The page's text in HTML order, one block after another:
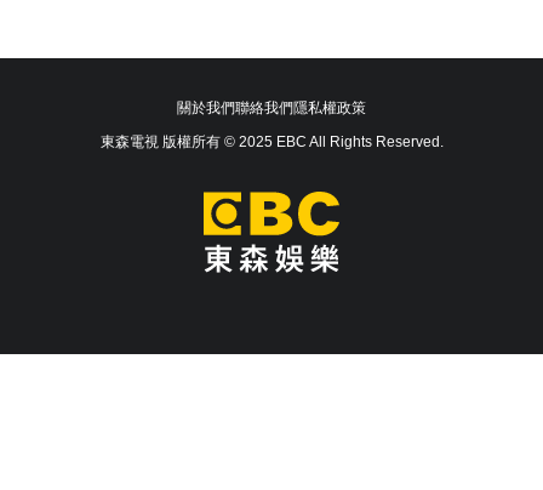
關於我們聯絡我們隱私權政策
東森電視 版權所有 © 2025 EBC All Rights Reserved.